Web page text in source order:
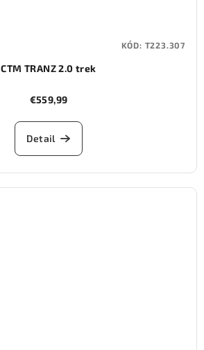
CTM TRANZ 2.0 trek
€559,99
Detail
KÓD: T223.307